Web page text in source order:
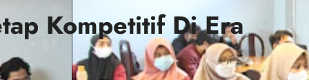
Kompetitif Di Era